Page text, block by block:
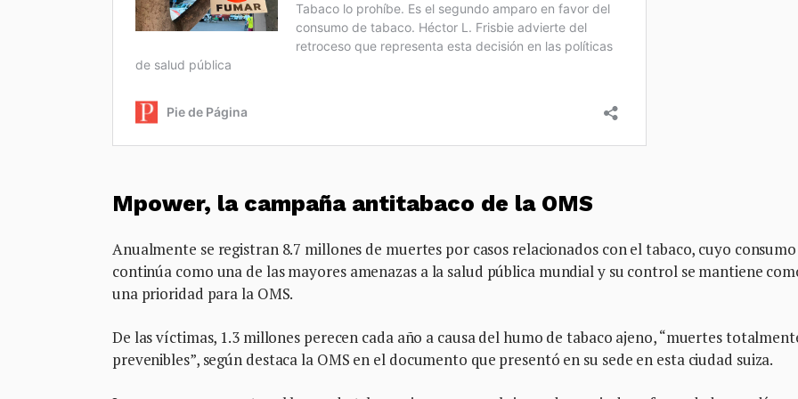
Mpower, la campaña antitabaco de la OMS
Anualmente se registran 8.7 millones de muertes por casos relacionados con el tabaco, cuyo consumo
continúa como una de las mayores amenazas a la salud pública mundial y su control se mantiene
una prioridad para la OMS.
De las víctimas, 1.3 millones perecen cada año a causa del humo de tabaco ajeno, “muertes
prevenibles”, según destaca la OMS en el documento que presentó en su sede en esta ciudad suiza.